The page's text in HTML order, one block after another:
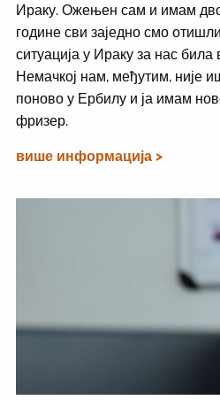
Ираку. Ожењен сам и имам
године сви заједно смо
ситуација у Ираку за нас
Немачкој нам, међутим, није
поново у Ербилу и ја имам
фризер.
више информација >